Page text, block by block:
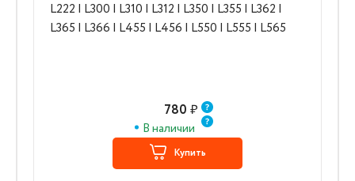
L222 | L300 | L310 | L312 | L350 | L355 | L362 |
L365 | L366 | L455 | L456 | L550 | L555 | L565
780 ₽
В наличии
Купить